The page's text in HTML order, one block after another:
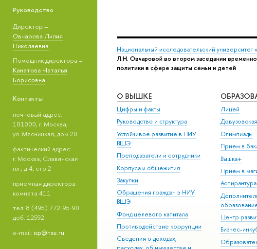
Руководство
Директор –
Овчарова Лилия
Николаевна
Помощник директора –
Канатова Наталья
Борисовна
Контакты
почтовый адрес:
101000, г. Москва,
ул. Мясницкая, дом 20
фактический адрес:
г. Москва, Славянская
пл., д.4, стр.2
приемная директора:
комната 411
тел: 8 (495) 772-95-90
доб. 12592
e-mail: isp@hse.ru
Национальный исследовательский
Л.Н. Овчаровой во втором заседании
политики в сфере защиты семьи и детей
О ВЫШКЕ
Цифры и факты
Руководство и структура
Устойчивое развитие в НИУ
ВШЭ
Преподаватели и сотрудники
Корпуса и общежития
Закупки
Обращения граждан в НИУ
ВШЭ
Фонд целевого капитала
Противодействие коррупции
Сведения о доходах,
Лицей
Олимпиады
Прием в
Вышка+
Прием в
Аспирантура
Центр
Бизнес-